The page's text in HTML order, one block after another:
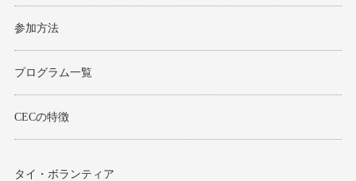
参加方法
プログラム一覧
CECの特徴
タイ・ボランティア